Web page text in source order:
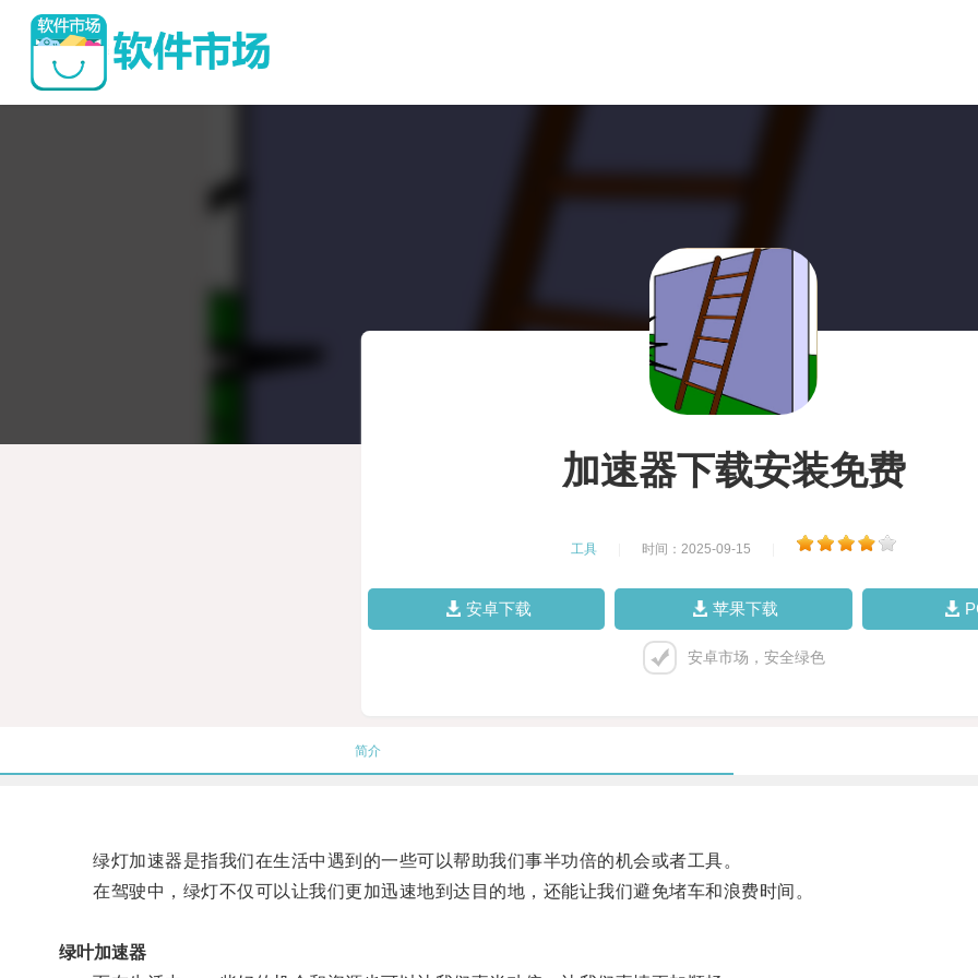
加速器下载安装免费
工具 时间：2025-09-15
安卓下载 苹果下载
安卓市场，安全绿色
简介
绿灯加速器是指我们在生活中遇到的一些可以帮助我们事半功倍的机会或者工具。
在驾驶中，绿灯不仅可以让我们更加迅速地到达目的地，还能让我们避免堵车和浪费时间。
绿叶加速器